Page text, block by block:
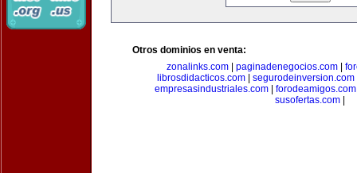
Otros dominios en venta:
zonalinks.com| paginadenegocios.com|
librosdidacticos.com| segurodeinversion.com
empresasindustriales.com| forodeamigos.com
susofertas.com